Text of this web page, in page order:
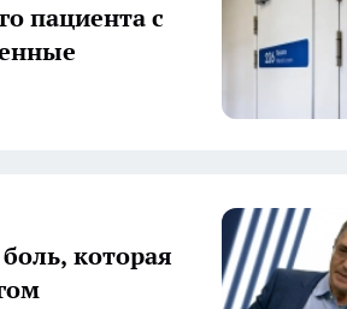
пациента с
которая